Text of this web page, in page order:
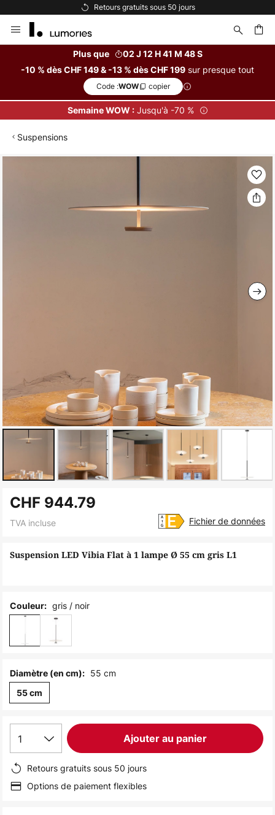
Retours gratuits sous 50 jours
Allez
au
Plus que
02 J 12 H 41 M 47 S
-10 % dès CHF 149 & -13 % dès CHF 199 sur presque tout
Code :WOW copier
Semaine WOW :Jusqu'à -70 %
Suspensions
to
the
ofSuspension LED Vibia Flat à 1 lampe Ø 55 cm gris L1
CHF 944.79
TVA incluse Fichier de données
Couleur: gris / noir
Diamètre (en cm): 55 cm
55 cm
1 Ajouter au panier
Retours gratuits sous 50 jours
Options de paiement flexibles